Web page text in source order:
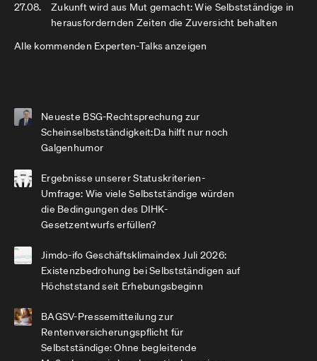
27.08.
Zukunft wird aus Mut gemacht: Wie Selbstständige in
herausfordernden Zeiten die Zuversicht behalten
Alle kommenden Experten-Talks anzeigen
Neueste BSG-Rechtsprechung zur
Scheinselbstständigkeit:Da hilft nur noch
Galgenhumor
Ergebnisse unserer Statuskriterien-
Umfrage: Wie viele Selbstständige würden
die Bedingungen des DIHK-
Gesetzentwurfs erfüllen?
Jimdo-ifo Geschäftsklimaindex Juli 2026:
Existenzbedrohung bei Selbstständigen auf
Höchststand seit Erhebungsbeginn
BAGSV-Pressemitteilung zur
Rentenversicherungspflicht für
Selbstständige: Ohne begleitende